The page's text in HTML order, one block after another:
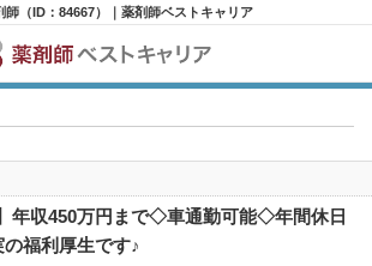
師（ID：84667）｜薬剤師ベストキャリア
年収450万円まで◇車通勤可能◇年間休日
福利厚生です♪
ー紹介
申し込む